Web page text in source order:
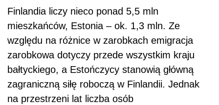
Finlandia liczy nieco ponad 5,5 mln
mieszkańców, Estonia – ok. 1,3 mln. Ze
względu na różnice w zarobkach emigracja
zarobkowa dotyczy przede wszystkim kraju
bałtyckiego, a Estończycy stanowią główną
zagraniczną siłę roboczą w Finlandii. Jednak
na przestrzeni lat liczba osób